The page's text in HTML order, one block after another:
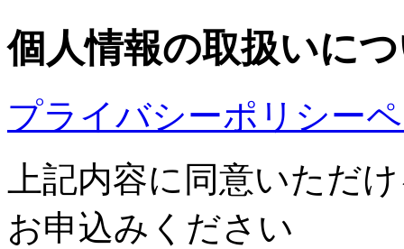
個人情報の取扱いに
プライバシーポリシー
上記内容に同意いただ
お申込みください